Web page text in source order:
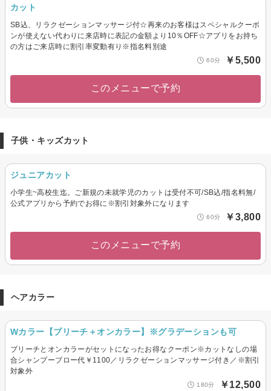
カット
SB込、リラクゼーションマッサージ付☆再来のお客様はスペシャルクーポ
ンが使えない代わりに来店時に表記の金額より10％OFF☆アプリをお持ち
の方はご来店時に割引率変動有り※指名料別途
60分 ￥5,500
このメニューで予約
子供・キッズカット
ジュニアカット
小学生~高校生迄。ご新規の未就学児のカットは受付不可/SB込/指名料無/
公式アプリから予約でお得に※割引対象外になります
60分 ￥3,800
このメニューで予約
ヘアカラー
Wカラー【ブリーチ＋オンカラー】※グラデーションも可
ブリーチとオンカラーがセットになったお得なクーポン※カットなしの場
合シャンプーブロー代￥1100／リラクゼーションマッサージ付き／※割引
対象外
180分 ￥12,500